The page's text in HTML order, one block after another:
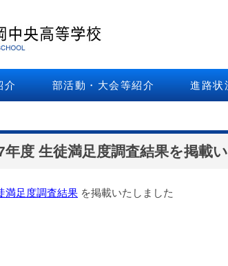
介 部活動・大会等紹介 進路状
年度 生徒満足度調査結果を掲載
満足度調査結果 を掲載いたしました